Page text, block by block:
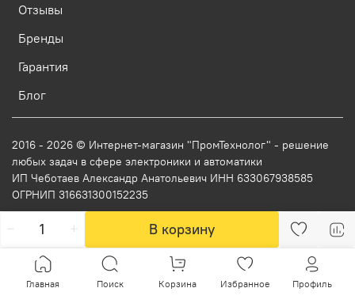
В корзину
Отзывы
Бренды
Гарантия
Блог
2016 - 2026 © Интернет-магазин "ПромТехнолог" - решение
любых задач в сфере электроники и автоматики
ИП Чеботаев Александр Анатольевич ИНН 633067938585
ОГРНИП 316631300152235
Главная Поиск Корзина Избранное Профиль